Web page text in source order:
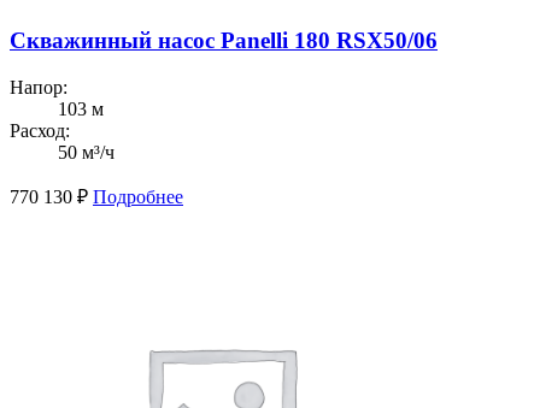
Скважинный насос Panelli 180 RSX50/06
Напор:
103 м
Расход:
50 м³/ч
770 130 ₽ Подробнее